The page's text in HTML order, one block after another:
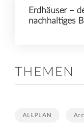
Erdhäuser –
nachhaltiges
THEMEN
ALLPLAN